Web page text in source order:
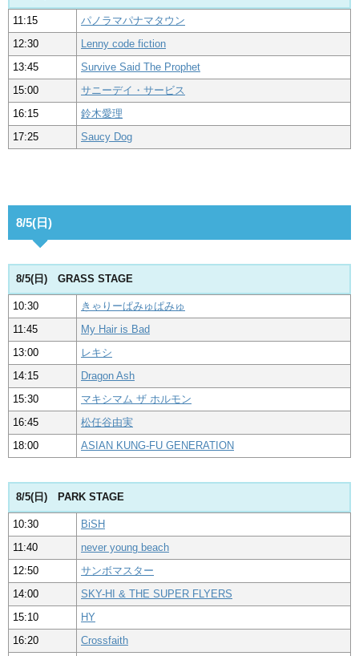
11:15
パノラマパナマタウン
12:30
Lenny code fiction
13:45
Survive Said The Prophet
15:00
サニーデイ・サービス
16:15
鈴木愛理
17:25
Saucy Dog
8/5(日)
8/5(日) GRASS STAGE
10:30
きゃりーぱみゅぱみゅ
11:45
My Hair is Bad
13:00
レキシ
14:15
Dragon Ash
15:30
マキシマム ザ ホルモン
16:45
松任谷由実
18:00
ASIAN KUNG-FU GENERATION
8/5(日) PARK STAGE
10:30
BiSH
11:40
never young beach
12:50
サンボマスター
14:00
SKY-HI & THE SUPER FLYERS
15:10
HY
16:20
Crossfaith